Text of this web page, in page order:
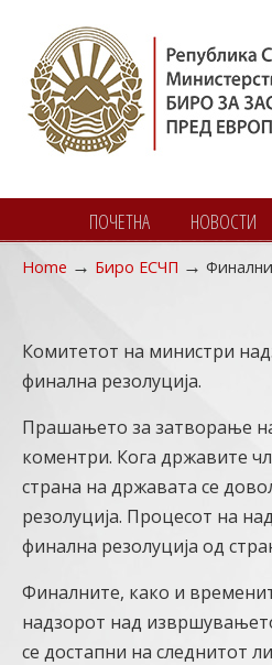
ПОЧЕТНА НОВОСТИ
Navigation
Home → Биро ЕСЧП →
Комитетот на министри
финална резолуција.
Прашањето за затворање
коментри. Кога државите
страна на државата се
резолуција. Процесот на
финална резолуција од
Финалните, како и
надзорот над
се достапни на следнитот